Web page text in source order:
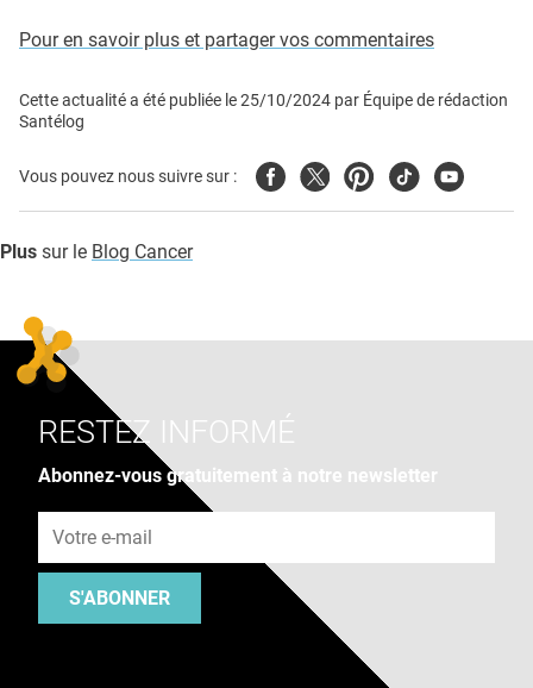
Pour en savoir plus et partager vos commentaires
Cette actualité a été publiée le25/10/2024 par Équipe de rédaction
Santélog
Vous pouvez nous suivre sur : FacebookTwitterPinterest
TiktokYoutube
Plus sur le Blog Cancer
RESTEZ INFORMÉ
Abonnez-vous gratuitement à notre newsletter
S'ABONNER